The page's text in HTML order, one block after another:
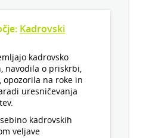
Kadrovski
kadrovsko
navodila o priskrbi,
opozorila na roke in
uresničevanja
kadrovskih
veljave